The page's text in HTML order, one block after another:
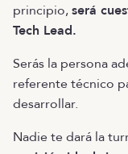
principio,será
Tech Lead.
Serás la persona
referente técnico
desarrollar.
Nadie te dará la